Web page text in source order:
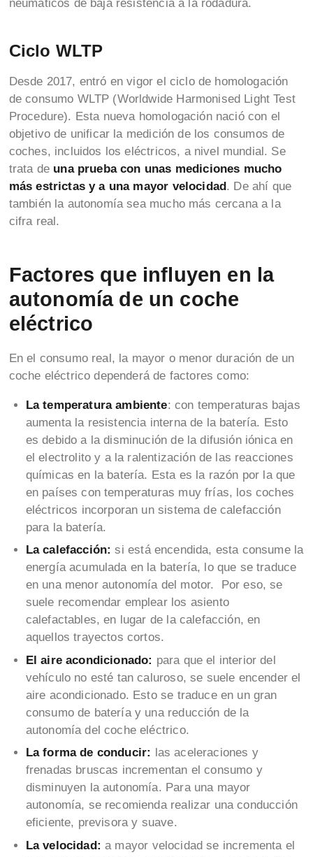
neumáticos de baja resistencia a la rodadura.
Ciclo WLTP
Desde 2017, entró en vigor el ciclo de homologación
de consumo WLTP (Worldwide Harmonised Light Test
Procedure). Esta nueva homologación nació con el
objetivo de unificar la medición de los consumos de
coches, incluidos los eléctricos, a nivel mundial. Se
trata de una prueba con unas mediciones mucho
más estrictas y a una mayor velocidad. De ahí que
también la autonomía sea mucho más cercana a la
cifra real.
Factores que influyen en la
autonomía de un coche
eléctrico
En el consumo real, la mayor o menor duración de un
coche eléctrico dependerá de factores como:
La temperatura ambiente: con temperaturas bajas
aumenta la resistencia interna de la batería. Esto
es debido a la disminución de la difusión iónica en
el electrolito y a la ralentización de las reacciones
químicas en la batería. Esta es la razón por la que
en países con temperaturas muy frías, los coches
eléctricos incorporan un sistema de calefacción
para la batería.
La calefacción: si está encendida, esta consume la
energía acumulada en la batería, lo que se traduce
en una menor autonomía del motor. Por eso, se
suele recomendar emplear los asiento
calefactables, en lugar de la calefacción, en
aquellos trayectos cortos.
El aire acondicionado: para que el interior del
vehículo no esté tan caluroso, se suele encender el
aire acondicionado. Esto se traduce en un gran
consumo de batería y una reducción de la
autonomía del coche eléctrico.
La forma de conducir:
las aceleraciones y
frenadas bruscas incrementan el consumo y
disminuyen la autonomía. Para una mayor
autonomía, se recomienda realizar una conducción
eficiente, previsora y suave.
La velocidad:a mayor velocidad se incrementa el